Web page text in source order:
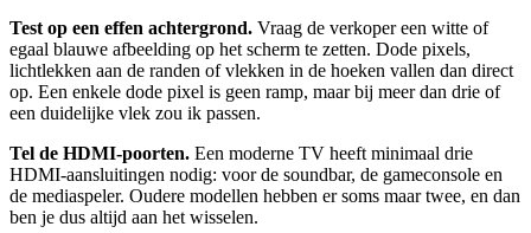
Test op een effen achtergrond. Vraag de verkoper een witte of
egaal blauwe afbeelding op het scherm te zetten. Dode pixels,
lichtlekken aan de randen of vlekken in de hoeken vallen dan direct
op. Een enkele dode pixel is geen ramp, maar bij meer dan drie of
een duidelijke vlek zou ik passen.
Tel de HDMI-poorten. Een moderne TV heeft minimaal drie
HDMI-aansluitingen nodig: voor de soundbar, de gameconsole en
de mediaspeler. Oudere modellen hebben er soms maar twee, en dan
ben je dus altijd aan het wisselen.